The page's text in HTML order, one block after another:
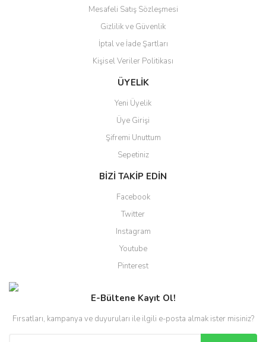
Mesafeli Satış Sözleşmesi
Gizlilik ve Güvenlik
İptal ve İade Şartları
Kişisel Veriler Politikası
ÜYELİK
Yeni Üyelik
Üye Girişi
Şifremi Unuttum
Sepetiniz
BİZİ TAKİP EDİN
Facebook
Twitter
Instagram
Youtube
Pinterest
E-Bültene Kayıt Ol!
Fırsatları, kampanya ve duyuruları ile ilgili e-posta almak ister misiniz?